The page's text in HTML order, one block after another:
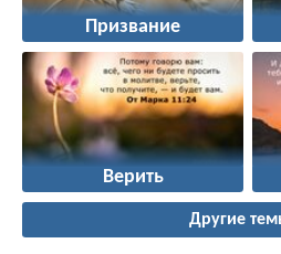
Призвание
Верить
Другие